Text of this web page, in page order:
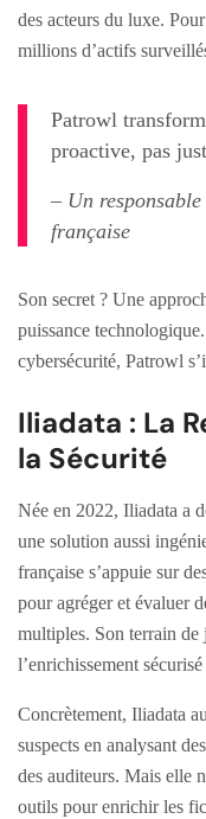
des acteurs du luxe.
millions d’actifs
Patrowl
proactive, pas
– Un
française
Son secret ? Une
puissance
cybersécurité, Patrowl
Iliadata : La
la Sécurité
Née en 2022, Iliadata a
une solution aussi
française s’appuie sur
pour agréger et évaluer
multiples. Son terrain de
l’enrichissement
Concrètement, Iliadata
suspects en analysant
des auditeurs. Mais elle
outils pour enrichir les